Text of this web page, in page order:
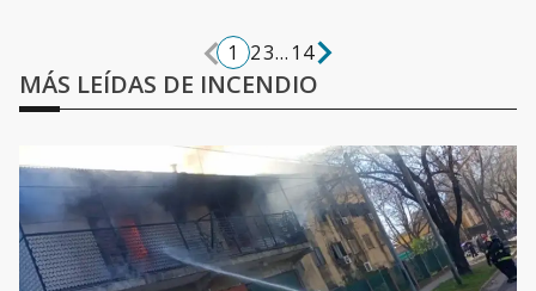
1 23... 14
MÁS LEÍDAS DE INCENDIO